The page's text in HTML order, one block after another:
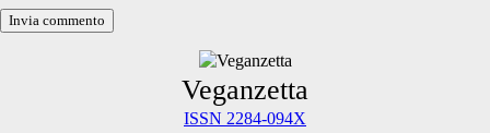
Veganzetta
ISSN 2284-094X